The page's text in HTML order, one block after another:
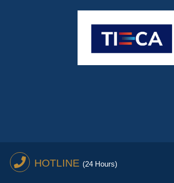
HOTLINE (24 Hours)